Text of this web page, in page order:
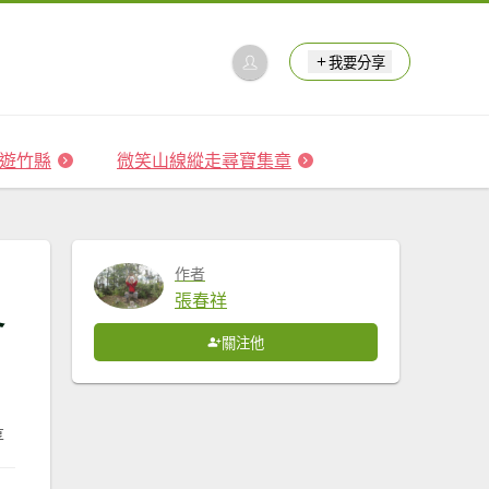
我要分享
竹縣 微笑山線縱走尋寶集章
作者
張春祥
關注他